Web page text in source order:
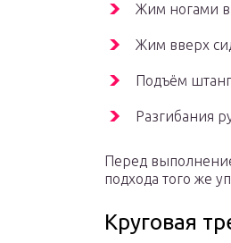
Жим ногами в
Жим вверх
Подъём
Разгибания
Перед
подхода того же
Круговая